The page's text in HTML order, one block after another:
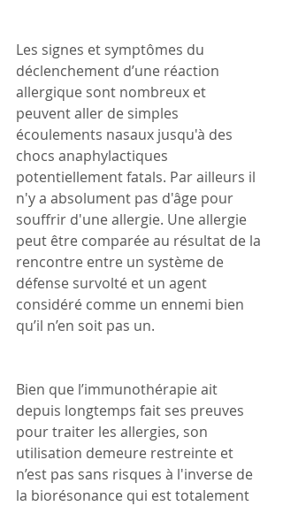
Les signes et symptômes du
déclenchement d’une réaction
allergique sont nombreux et
peuvent aller de simples
écoulements nasaux jusqu'à des
chocs anaphylactiques
potentiellement fatals. Par ailleurs il
n'y a absolument pas d'âge pour
souffrir d'une allergie. Une allergie
peut être comparée au résultat de la
rencontre entre un système de
défense survolté et un agent
considéré comme un ennemi bien
qu’il n’en soit pas un.
Bien que l’immunothérapie ait
depuis longtemps fait ses preuves
pour traiter les allergies, son
utilisation demeure restreinte et
n’est pas sans risques à l'inverse de
la biorésonance qui est totalement